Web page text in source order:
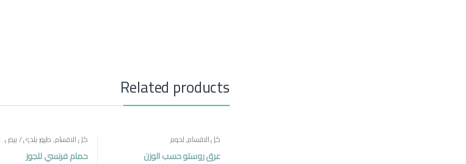
Related products
كل الاقسام,لحوم
عرق روستو حسب الوزن
كل الاقسام,طيور بلدي / بيض
حمام فرنسي للجوز